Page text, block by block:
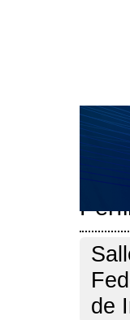
CAPA
NOTÍCIAS
PARA
de